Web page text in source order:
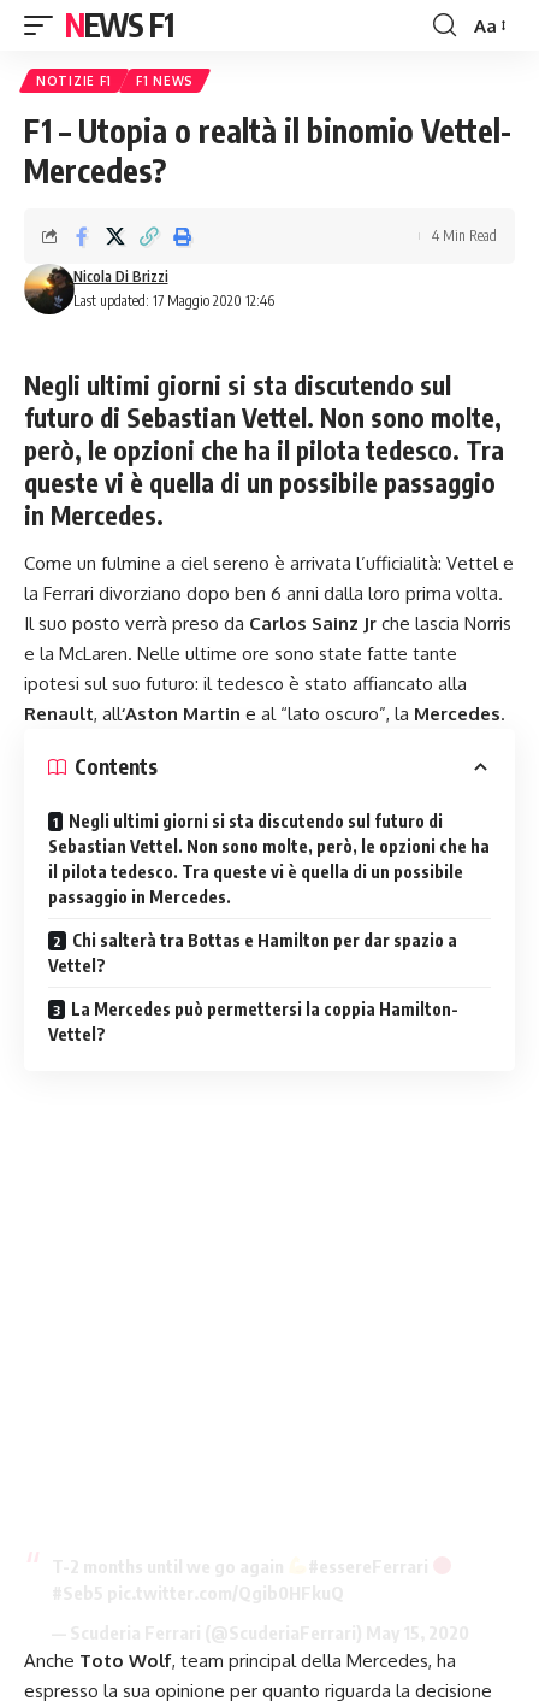
NEWS F1
Font
Aa
NOTIZIE F1 F1 NEWS
F1 – Utopia o realtà il binomio Vettel-
Mercedes?
Last updated: 17 Maggio 2020 12:46
Nicola Di Brizzi
4 Min Read
Negli ultimi giorni si sta discutendo sul
futuro di Sebastian Vettel. Non sono molte,
però, le opzioni che ha il pilota tedesco. Tra
queste vi è quella di un possibile passaggio
in Mercedes.
Come un fulmine a ciel sereno è arrivata l’ufficialità: Vettel e
la Ferrari divorziano dopo ben 6 anni dalla loro prima volta.
Il suo posto verrà preso da Carlos Sainz Jr che lascia Norris
e la McLaren. Nelle ultime ore sono state fatte tante
ipotesi sul suo futuro: il tedesco è stato affiancato alla
Renault, all‘Aston Martin e al “lato oscuro”, la Mercedes.
Contents
Negli ultimi giorni si sta discutendo sul futuro di
Sebastian Vettel. Non sono molte, però, le opzioni che ha
il pilota tedesco. Tra queste vi è quella di un possibile
passaggio in Mercedes.
Chi salterà tra Bottas e Hamilton per dar spazio a
Vettel?
La Mercedes può permettersi la coppia Hamilton-
Vettel?
Anche Toto Wolf, team principal della Mercedes, ha
espresso la sua opinione per quanto riguarda la decisione